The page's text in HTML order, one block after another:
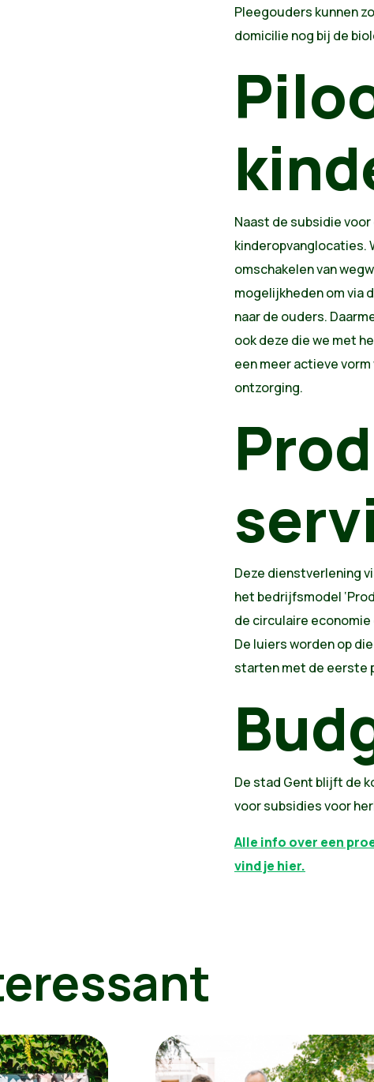
Pleegouders kunnen
domicilie nog bij de
Naast de subsidie
kinderopvanglocaties.
omschakelen van
mogelijkheden om via
naar de ouders.
ook deze die we met
een meer actieve
ontzorging.
Deze dienstverlening
het bedrijfsmodel
de circulaire
De luiers worden op
starten met de eerste
De stad Gent blijft de
voor subsidies voor
Alle info over een
vind je hier.